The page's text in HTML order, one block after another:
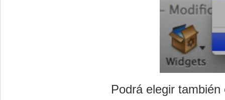
Podrá elegir